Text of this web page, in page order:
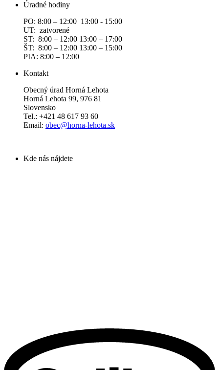
Úradné hodiny
PO: 8:00 – 12:00 13:00 - 15:00
UT: zatvorené
ST: 8:00 – 12:00 13:00 – 17:00
ŠT: 8:00 – 12:00 13:00 – 15:00
PIA: 8:00 – 12:00
Kontakt
Obecný úrad Horná Lehota
Horná Lehota 99, 976 81
Slovensko
Tel.: +421 48 617 93 60
Email: obec@horna-lehota.sk
Kde nás nájdete